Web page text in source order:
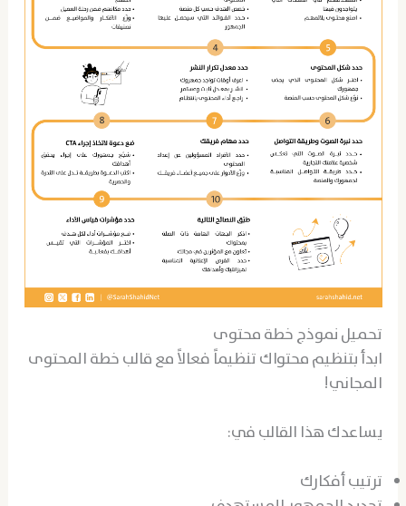
تحميل نموذج خطة محتوى
ابدأ بتنظيم محتواك تنظيماً فعالاً مع قالب خطة المحتوى
المجاني!
يساعدك هذا القالب في:
ترتيب أفكارك